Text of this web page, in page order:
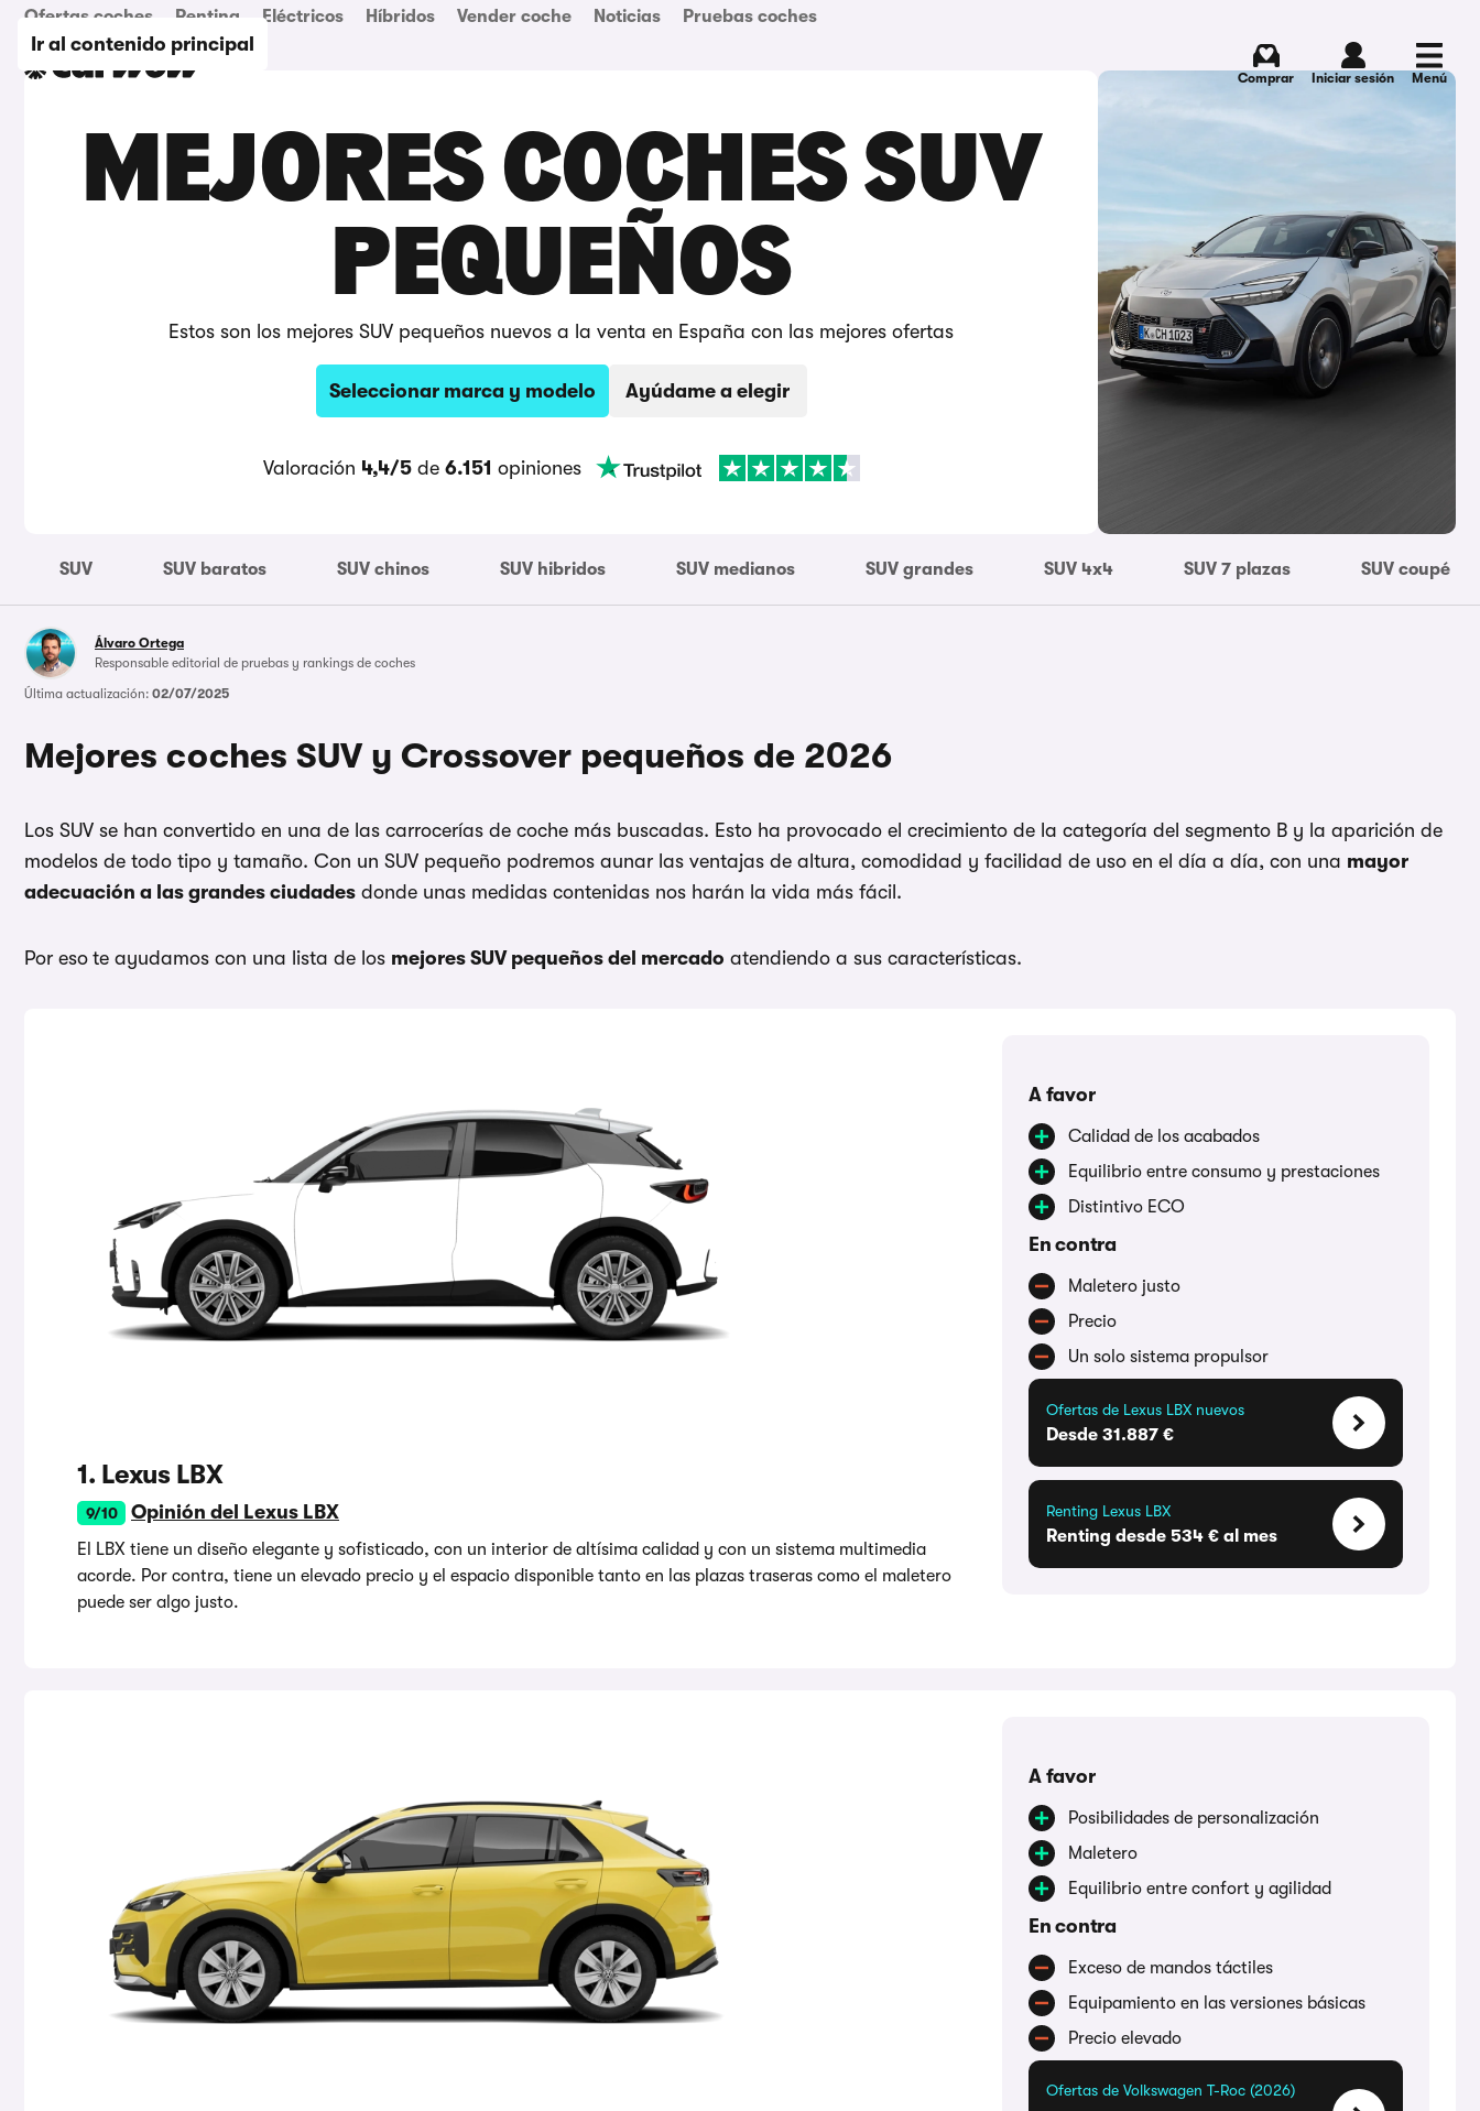
Ir al contenido principal
Ofertas coches Renting Eléctricos Híbridos Vender coche Noticias Pruebas coches
Comprar Iniciar sesión Menú
MEJORES COCHES SUV
PEQUEÑOS
Estos son los mejores SUV pequeños nuevos a la venta en España con las mejores ofertas
Seleccionar marca y modelo Ayúdame a elegir
Valoración 4,4/5de 6.151 opiniones
SUV SUV baratos SUV chinos SUV hibridos SUV medianos SUV grandes SUV 4x4 SUV 7 plazas SUV coupé
Álvaro Ortega
Responsable editorial de pruebas y rankings de coches
Última actualización: 02/07/2025
Mejores coches SUV y Crossover pequeños de 2026
Los SUV se han convertido en una de las carrocerías de coche más buscadas. Esto ha provocado el crecimiento de la categoría del segmento B y la aparición de
modelos de todo tipo y tamaño. Con un SUV pequeño podremos aunar las ventajas de altura, comodidad y facilidad de uso en el día a día, con una mayor
adecuación a las grandes ciudades donde unas medidas contenidas nos harán la vida más fácil.
Por eso te ayudamos con una lista de los mejores SUV pequeños del mercado atendiendo a sus características.
1. Lexus LBX
9/10 Opinión del Lexus LBX
El LBX tiene un diseño elegante y sofisticado, con un interior de altísima calidad y con un sistema multimedia
acorde. Por contra, tiene un elevado precio y el espacio disponible tanto en las plazas traseras como el maletero
puede ser algo justo.
A favor
Calidad de los acabados
Equilibrio entre consumo y prestaciones
Distintivo ECO
En contra
Maletero justo
Precio
Un solo sistema propulsor
Ofertas de Lexus LBX nuevos
Desde 31.887 €
Renting Lexus LBX
Renting desde 534 € al mes
A favor
Posibilidades de personalización
Maletero
Equilibrio entre confort y agilidad
En contra
Exceso de mandos táctiles
Equipamiento en las versiones básicas
Precio elevado
Ofertas de Volkswagen T-Roc (2026)